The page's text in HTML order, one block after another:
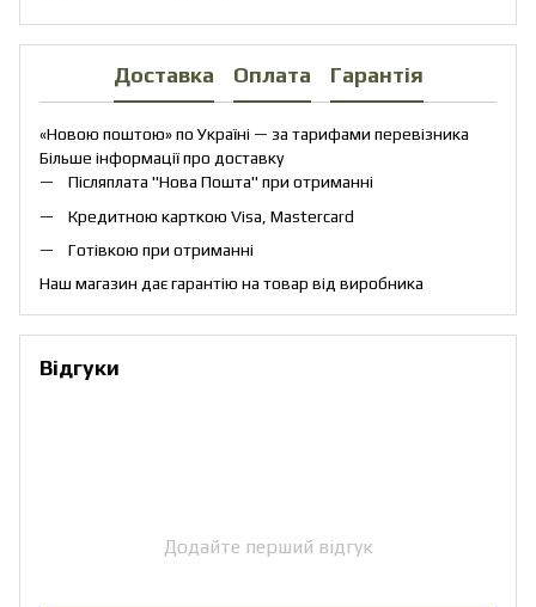
Доставка Оплата Гарантія
«Новою поштою» по Україні — за тарифами перевізника
Більше інформації про доставку
Післяплата "Нова Пошта" при отриманні
Кредитною карткою Visa, Mastercard
Готівкою при отриманні
Наш магазин дає гарантію на товар від виробника
Відгуки
Додайте перший відгук